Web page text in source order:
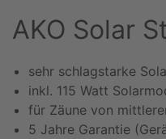
AKO Solar
sehr schlagstarke
inkl. 115 Watt
für Zäune von
5 Jahre Garantie